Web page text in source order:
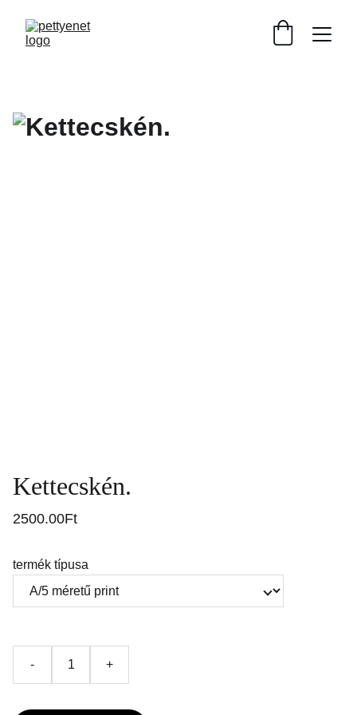
Kettecskén.
2500.00Ft
termék típusa
- +